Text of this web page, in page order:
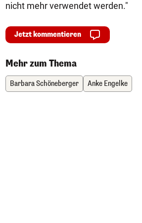
nicht mehr verwendet werden."
Jetzt kommentieren
Mehr zum Thema
Barbara Schöneberger Anke Engelke